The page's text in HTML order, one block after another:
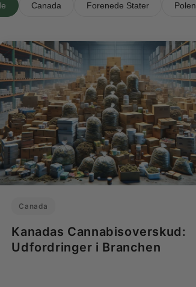
Canada Forenede Stater Polen
Canada
Kanadas Cannabisoverskud:
Udfordringer i Branchen